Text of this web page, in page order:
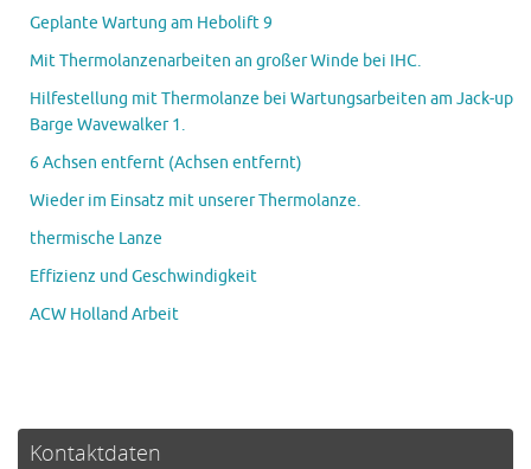
Geplante Wartung am Hebolift 9
Mit Thermolanzenarbeiten an großer Winde bei IHC.
Hilfestellung mit Thermolanze bei Wartungsarbeiten am Jack-up
Barge Wavewalker 1.
6 Achsen entfernt (Achsen entfernt)
Wieder im Einsatz mit unserer Thermolanze.
thermische Lanze
Effizienz und Geschwindigkeit
ACW Holland Arbeit
Kontaktdaten